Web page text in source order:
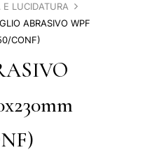
E LUCIDATURA
ABRASIVO WPF
CONF)